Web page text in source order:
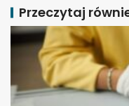
Przeczytaj